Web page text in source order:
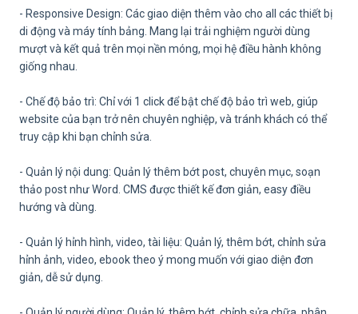
- Responsive Design: Các giao diện thêm vào cho all các thiết bị
di động và máy tính bảng. Mang lại trải nghiệm người dùng
mượt và kết quả trên mọi nền móng, mọi hệ điều hành không
giống nhau.
- Chế độ bảo trì: Chỉ với 1 click để bật chế độ bảo trì web, giúp
website của bạn trở nên chuyên nghiệp, và tránh khách có thể
truy cập khi bạn chỉnh sửa.
- Quản lý nội dung: Quản lý thêm bớt post, chuyên mục, soạn
thảo post như Word. CMS được thiết kế đơn giản, easy điều
hướng và dùng.
- Quản lý hỉnh hình, video, tài liệu: Quản lý, thêm bớt, chỉnh sửa
hỉnh ảnh, video, ebook theo ý mong muốn với giao diện đơn
giản, dễ sử dụng.